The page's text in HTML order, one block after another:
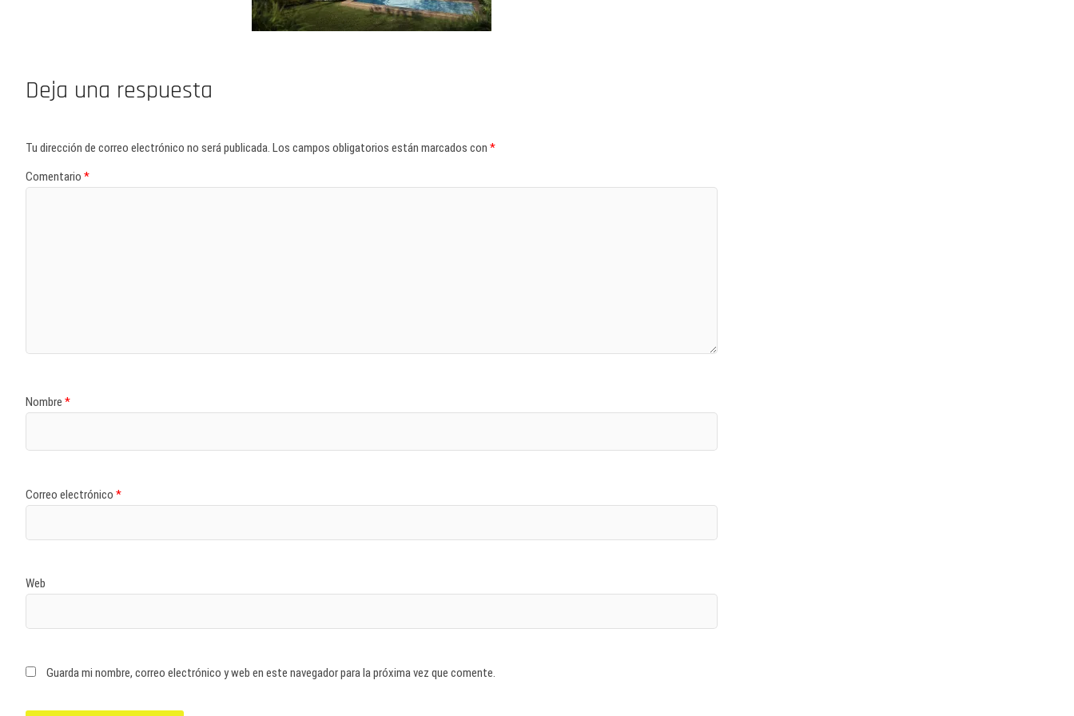
Deja una respuesta
Tu dirección de correo electrónico no será publicada. Los campos obligatorios están marcados con *
Comentario *
Nombre *
Correo electrónico *
Web
Guarda mi nombre, correo electrónico y web en este navegador para la próxima vez que comente.